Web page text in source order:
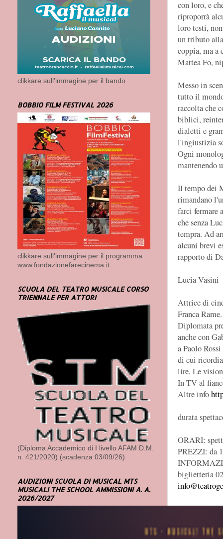
con loro, e
riproporrà
loro testi,
un tributo
coppia, ma a
Mattea Fo,
Messo in
tutto il
raccolta che
biblici,
dialetti e
l'ingiustizia
Ogni
mantenendo
Il tempo dei
rimandano
farci fermare
che senza
tempra. Ad
alcuni brevi
rapporto di
Lucia Vasini
Attrice di
Franca Rame.
Diplomata
anche con
a Paolo
di cui
lire, Le
In TV al
Altre info
durata
ORARI:
PREZZI: da
biglietteria
TEATRO
clikkare sull'immagine per il bando
BOBBIO FILM FESTIVAL 2026
clikkare sull'immagine per il programma
www.fondazionefarecinema.it
SCUOLA DEL TEATRO MUSICALE CORSO
TRIENNALE PER ATTORI
(Diploma Accademico di I livello AFAM D.M.
n. 421/2020) (scadenza 03/09/26)
AUDIZIONI SCUOLA DI MUSICAL MTS
MUSICAL! THE SCHOOL AMMISSIONI A. A.
2026/2027